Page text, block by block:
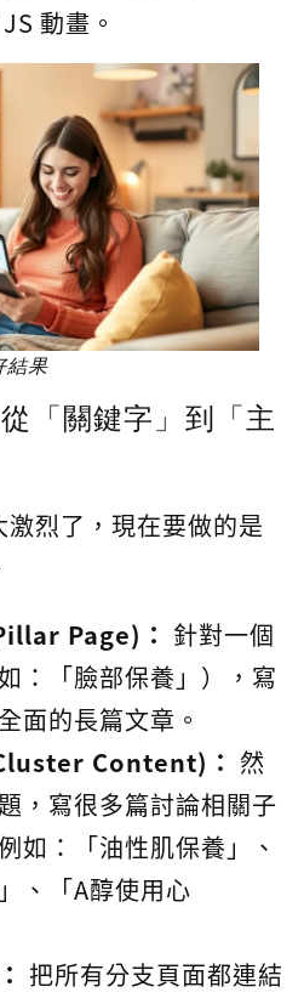
動畫。
結果
從「關鍵字」到「主
烈了，現在要做的是
Page)： 針對一個
：「臉部保養」），寫
面的長篇文章。
Content)： 然
，寫很多篇討論相關子
如：「油性肌保養」、
、「A醇使用心
把所有分支頁面都連結